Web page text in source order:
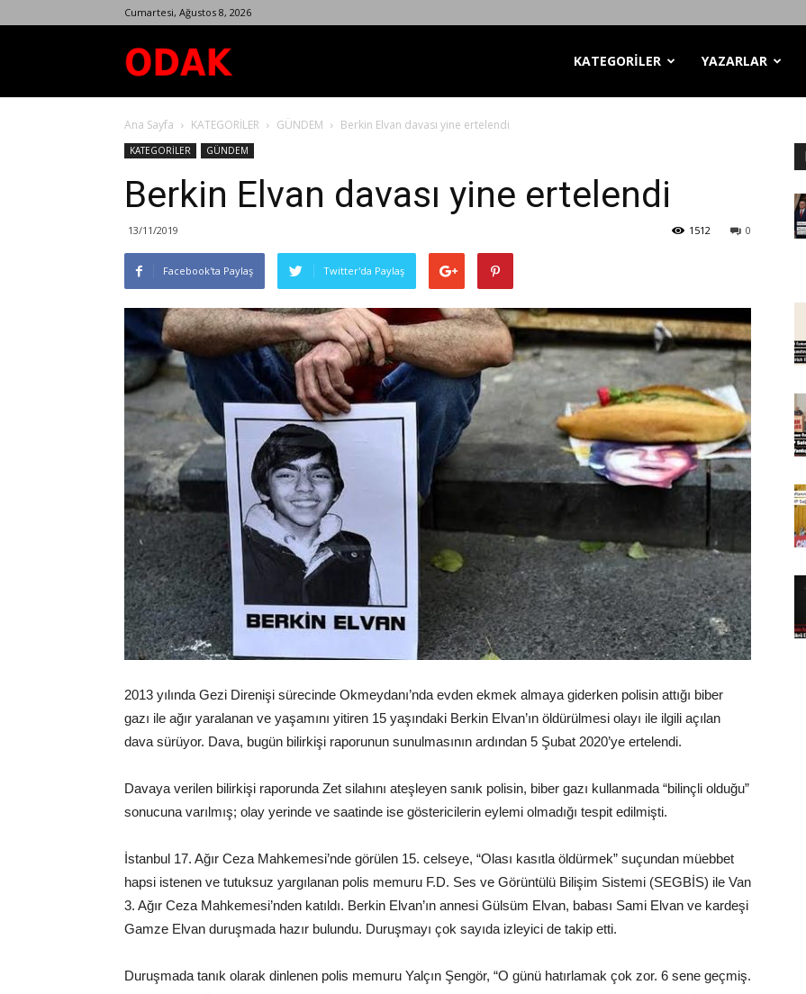
Cumartesi, Ağustos 8, 2026
Dergisi
KATEGORİLER YAZARLAR
Ana Sayfa KATEGORİLER GÜNDEM Berkin Elvan davası yine ertelendi
KATEGORİLER GÜNDEM
Berkin Elvan davası yine ertelendi
13/11/2019 0
1512
Facebook'ta Paylaş Twitter'da Paylaş
2013 yılında Gezi Direnişi sürecinde Okmeydanı’nda evden ekmek almaya giderken polisin attığı biber
gazı ile ağır yaralanan ve yaşamını yitiren 15 yaşındaki Berkin Elvan’ın öldürülmesi olayı ile ilgili açılan
dava sürüyor. Dava, bugün bilirkişi raporunun sunulmasının ardından 5 Şubat 2020’ye ertelendi.
Davaya verilen bilirkişi raporunda Zet silahını ateşleyen sanık polisin, biber gazı kullanmada “bilinçli olduğu”
sonucuna varılmış; olay yerinde ve saatinde ise göstericilerin eylemi olmadığı tespit edilmişti.
İstanbul 17. Ağır Ceza Mahkemesi’nde görülen 15. celseye, “Olası kasıtla öldürmek” suçundan müebbet
hapsi istenen ve tutuksuz yargılanan polis memuru F.D. Ses ve Görüntülü Bilişim Sistemi (SEGBİS) ile Van
3. Ağır Ceza Mahkemesi’nden katıldı. Berkin Elvan’ın annesi Gülsüm Elvan, babası Sami Elvan ve kardeşi
Gamze Elvan duruşmada hazır bulundu. Duruşmayı çok sayıda izleyici de takip etti.
Duruşmada tanık olarak dinlenen polis memuru Yalçın Şengör, “O günü hatırlamak çok zor. 6 sene geçmiş.